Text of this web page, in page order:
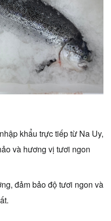
khẩu trực tiếp từ Na Uy,
và hương vị tươi ngon
đảm bảo độ tươi ngon và